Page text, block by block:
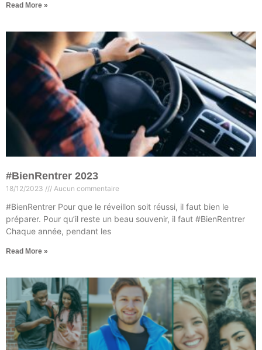
Read More »
#BienRentrer 2023
18/12/2023 Aucun commentaire
#BienRentrer Pour que le réveillon soit réussi, il faut bien le
préparer. Pour qu’il reste un beau souvenir, il faut #BienRentrer
Chaque année, pendant les
Read More »